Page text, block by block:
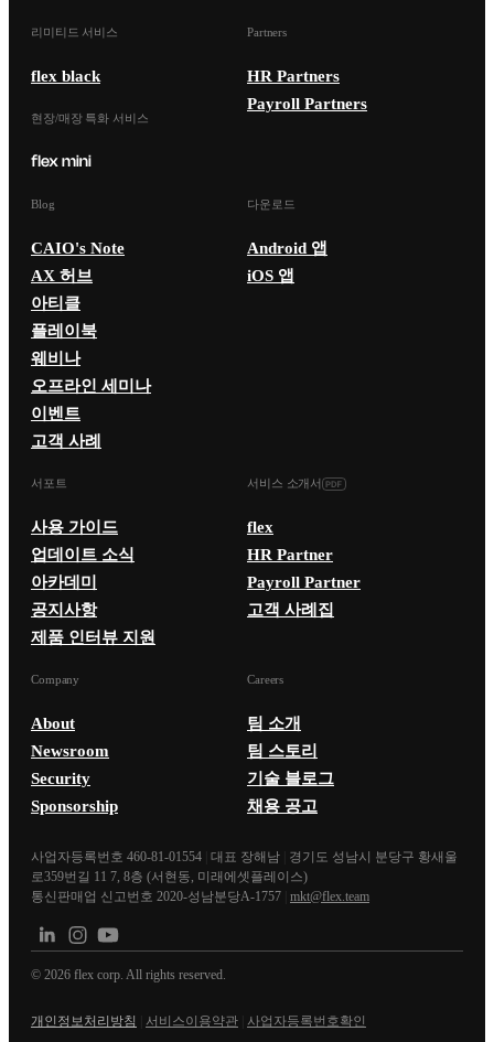
리미티드 서비스
flex black
현장/매장 특화 서비스
Partners
HR Partners
Payroll Partners
Blog
CAIO's Note
AX 허브
아티클
플레이북
웨비나
오프라인 세미나
이벤트
고객 사례
다운로드
Android 앱
iOS 앱
서포트
사용 가이드
업데이트 소식
아카데미
공지사항
제품 인터뷰 지원
서비스 소개서
flex
HR Partner
Payroll Partner
고객 사례집
Company
About
Newsroom
Security
Sponsorship
Careers
팀 소개
팀 스토리
기술 블로그
채용 공고
사업자등록번호 460-81-01554 대표 장해남
경기도 성남시 분당구 황새울
로359번길 11 7, 8층 (서현동, 미래에셋플레이스)
통신판매업 신고번호 2020-성남분당A-1757 mkt@flex.team
© 2026 flex corp. All rights reserved.
개인정보처리방침 서비스이용약관 사업자등록번호확인